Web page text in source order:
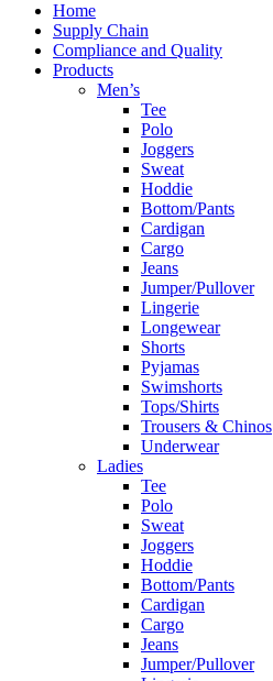
Home
Supply Chain
Compliance and Quality
Products
Men’s
Tee
Polo
Joggers
Sweat
Hoddie
Bottom/Pants
Cardigan
Cargo
Jeans
Jumper/Pullover
Lingerie
Longewear
Shorts
Pyjamas
Swimshorts
Tops/Shirts
Trousers & Chinos
Underwear
Ladies
Tee
Polo
Sweat
Joggers
Hoddie
Bottom/Pants
Cardigan
Cargo
Jeans
Jumper/Pullover